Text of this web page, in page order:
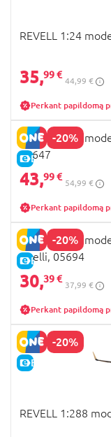
REVELL 1:24
35,99 €
44,99 €
Perkant papildomą
-20%
E-KAINA
REVELL 1:24
05647
43,99 €
54,99 €
Perkant papildomą
-20%
E-KAINA
REVELL 1:24
Pirelli, 05694
30,39 €
37,99 €
Perkant papildomą
-20%
E-KAINA
REVELL 1:288